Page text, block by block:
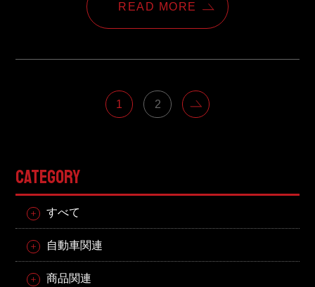
READ MORE
1 2
CATEGORY
すべて
自動車関連
商品関連